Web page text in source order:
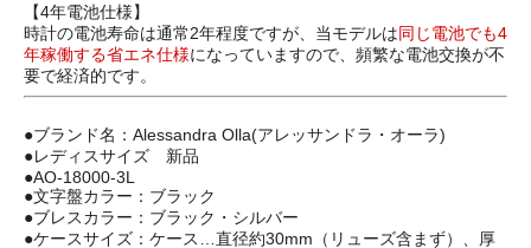
【4年電池仕様】
時計の電池寿命は通常2年程度ですが、当モデルは同じ電池でも4
年稼働する省エネ仕様になっていますので、頻繁な電池交換が不
要で経済的です。
●ブランド名：Alessandra Olla(アレッサンドラ・オーラ)
●レディスサイズ 新品
●AO-18000-3L
●文字盤カラー：ブラック
●ブレスカラー：ブラック・シルバー
●ケースサイズ：ケース…直径約30mm（リューズ含まず）、厚